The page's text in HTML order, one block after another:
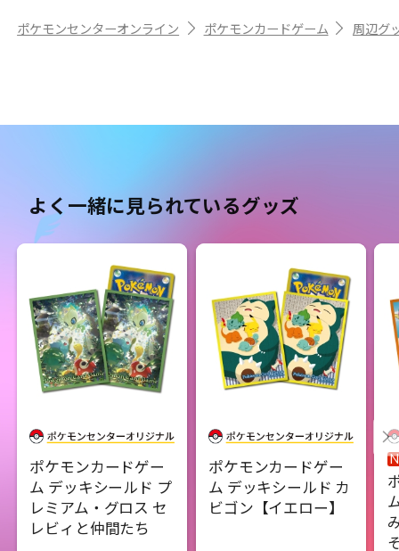
ポケモンセンターオンライン ポケモンカードゲーム 周辺グ
よく一緒に見られているグッズ
ポケモンカードゲー
ム デッキシールド プ
レミアム・グロス セ
レビィと仲間たち
ポケモンカードゲー
ム デッキシールド カ
ビゴン【イエロー】